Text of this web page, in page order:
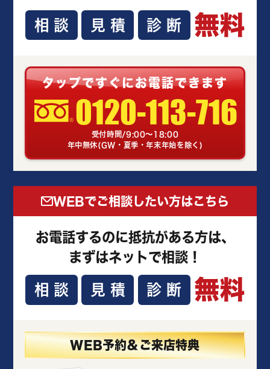
相談 見積 診断 無料
タップですぐにお電話できます
0120-113-716
受付時間/9:00～18:00
年中無休(GW・夏季・年末年始を除く)
WEBでご相談したい方はこちら
お電話するのに抵抗がある方は、
まずはネットで相談！
相談 見積 診断 無料
WEB予約＆ご来店特典